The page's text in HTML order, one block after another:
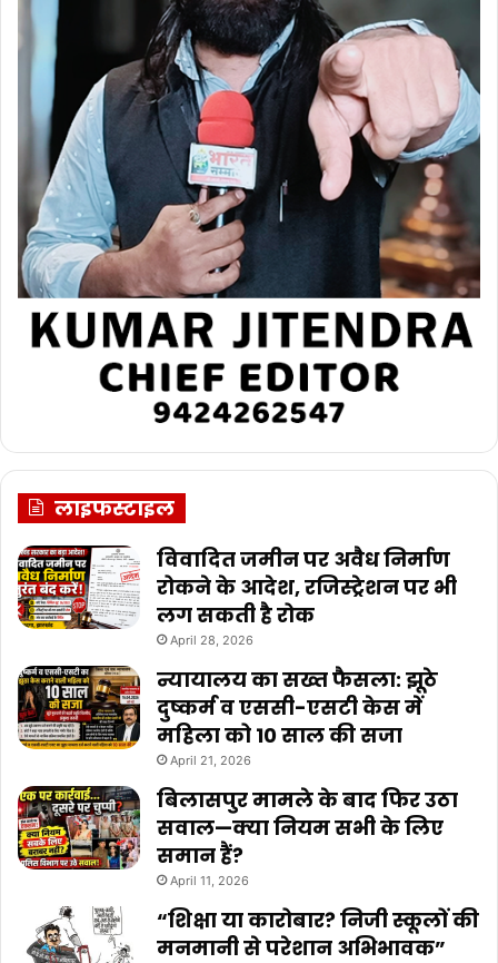
लाइफस्टाइल
विवादित जमीन पर अवैध निर्माण
रोकने के आदेश, रजिस्ट्रेशन पर भी
लग सकती है रोक
April 28, 2026
न्यायालय का सख्त फैसला: झूठे
दुष्कर्म व एससी-एसटी केस में
महिला को 10 साल की सजा
April 21, 2026
बिलासपुर मामले के बाद फिर उठा
सवाल—क्या नियम सभी के लिए
समान हैं?
April 11, 2026
“शिक्षा या कारोबार? निजी स्कूलों की
मनमानी से परेशान अभिभावक”